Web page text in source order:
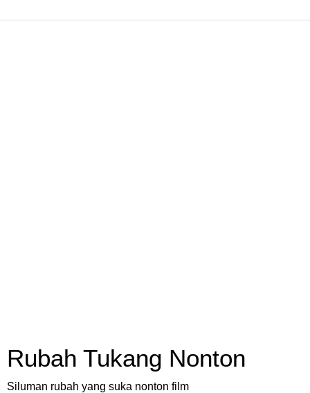
Rubah Tukang Nonton
Siluman rubah yang suka nonton film